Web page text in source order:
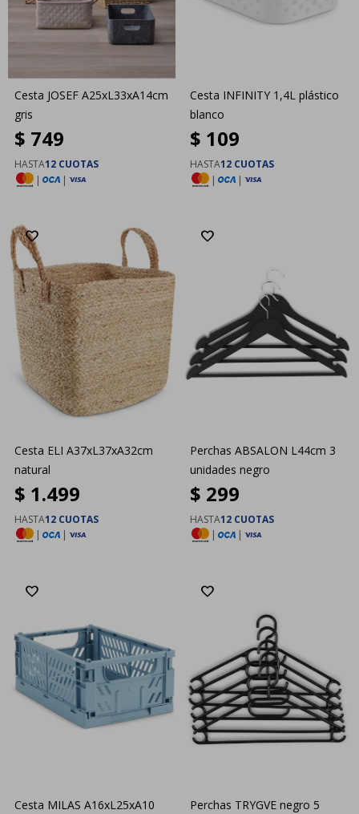
Cesta JOSEF A25xL33xA14cm
gris
$ 749
HASTA12 CUOTAS
|
|
Cesta INFINITY 1,4L plástico
blanco
$ 109
HASTA12 CUOTAS
|
|
Cesta ELI A37xL37xA32cm
natural
$ 1.499
HASTA12 CUOTAS
|
|
Perchas ABSALON L44cm 3
unidades negro
$ 299
HASTA12 CUOTAS
|
|
Cesta MILAS A16xL25xA10
Perchas TRYGVE negro 5